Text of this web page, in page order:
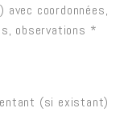
avec coordonnées,
observations *
(si existant)